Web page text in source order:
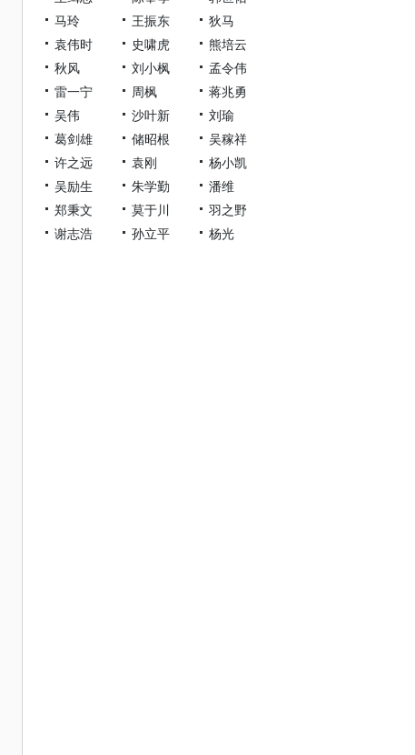
马玲
王振东
狄马
袁伟时
史啸虎
熊培云
秋风
刘小枫
孟令伟
雷一宁
周枫
蒋兆勇
吴伟
沙叶新
刘瑜
葛剑雄
储昭根
吴稼祥
许之远
袁刚
杨小凯
吴励生
朱学勤
潘维
郑秉文
莫于川
羽之野
谢志浩
孙立平 杨光